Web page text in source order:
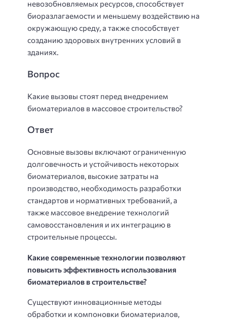
невозобновляемых ресурсов, способствует
биоразлагаемости и меньшему воздействию на
окружающую среду, а также способствует
созданию здоровых внутренних условий в
зданиях.
Вопрос
Какие вызовы стоят перед внедрением
биоматериалов в массовое строительство?
Ответ
Основные вызовы включают ограниченную
долговечность и устойчивость некоторых
биоматериалов, высокие затраты на
производство, необходимость разработки
стандартов и нормативных требований, а
также массовое внедрение технологий
самовосстановления и их интеграцию в
строительные процессы.
Какие современные технологии позволяют
повысить эффективность использования
биоматериалов в строительстве?
Существуют инновационные методы
обработки и компоновки биоматериалов,